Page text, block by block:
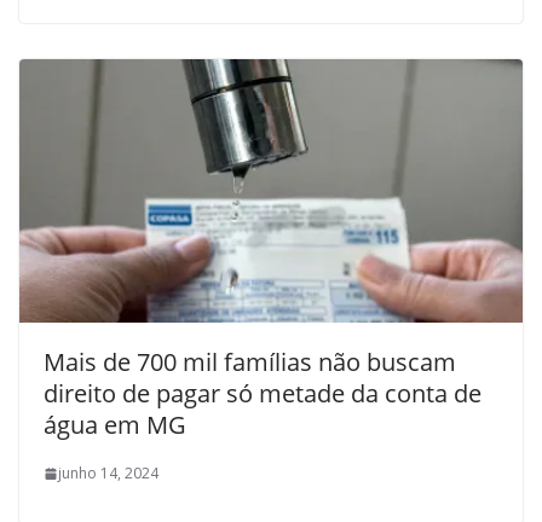
Mais de 700 mil famílias não buscam
direito de pagar só metade da conta de
água em MG
junho 14, 2024